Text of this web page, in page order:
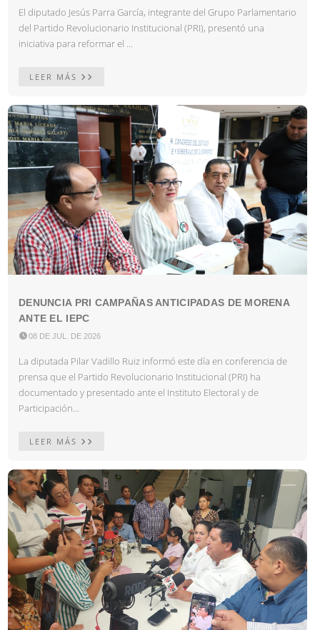
El diputado Jesús Parra García, integrante del Grupo Parlamentario
del Partido Revolucionario Institucional (PRI), presentó una
iniciativa para reformar el ...
LEER MÁS
DENUNCIA PRI CAMPAÑAS ANTICIPADAS DE MORENA
ANTE EL IEPC
08 DE JUL. DE 2026
La diputada Pilar Vadillo Ruiz informó este día en conferencia de
prensa que el Partido Revolucionario Institucional (PRI) ha
documentado y presentado ante el Instituto Electoral y de
Participación...
LEER MÁS